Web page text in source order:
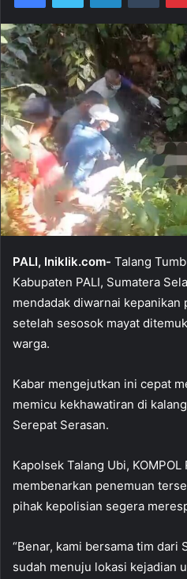
PALI, Iniklik.com- Talang
Kabupaten PALI, Sumatera
mendadak diwarnai kepanikan
setelah sesosok mayat
warga.
Kabar mengejutkan ini cepat
memicu kekhawatiran di
Serepat Serasan.
Kapolsek Talang Ubi, KOMPOL
membenarkan penemuan
pihak kepolisian segera
“Benar, kami bersama tim dari
sudah menuju lokasi kejadian